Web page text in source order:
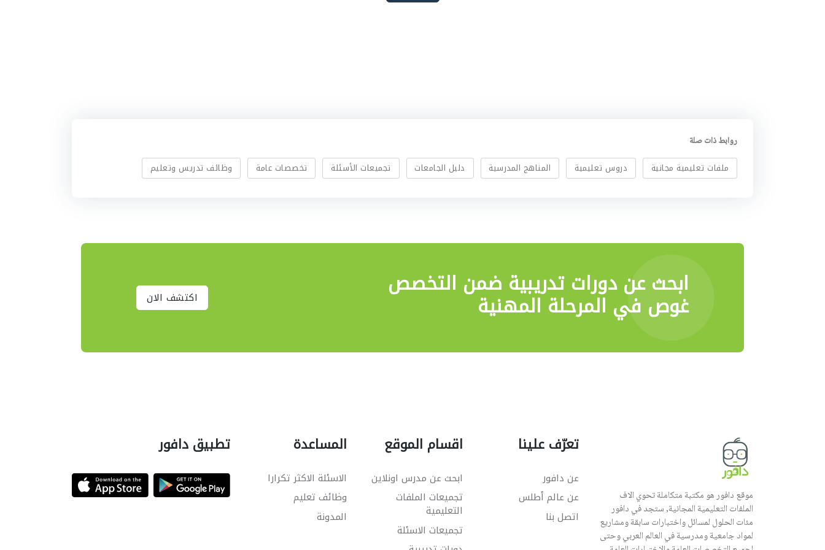
روابط ذات صلة
ملفات تعليمية مجانية دروس تعليمية المناهج المدرسية دليل الجامعات تجميعات الأسئلة تخصصات عامة وظائف تدريس وتعليم
ابحث عن دورات تدريبية ضمن التخصص
غوص في المرحلة المهنية اكتشف الان
موقع دافور هو مكتبة متكاملة تحوي الاف
الملفات التعليمية المجانية, ستجد في دافور
مئات الحلول لمسائل واختبارات سابقة ومشاريع
لمواد جامعية ومدرسية في العالم العربي وحتى
تعرّف علينا
عن دافور
عن عالم أطلس
اتصل بنا
اقسام الموقع
ابحث عن مدرس اونلاين
تجميعات الملفات
التعليمية
تجميعات الاسئلة
المساعدة
الاسئلة الاكثر تكرارا
وظائف تعليم
المدونة
تطبيق دافور